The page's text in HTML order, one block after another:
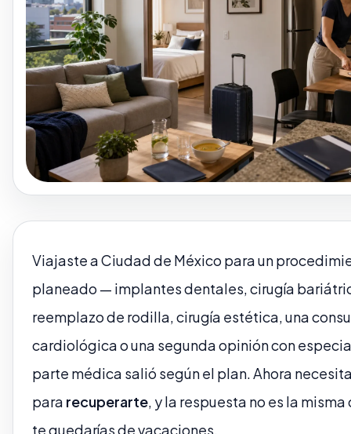
Viajaste a Ciudad de México para un
planeado — implantes dentales, cirugía
reemplazo de rodilla, cirugía estética, una
cardiológica o una segunda opinión con
parte médica salió según el plan. Ahora
para recuperarte, y la respuesta no es la
te quedarías de vacaciones.